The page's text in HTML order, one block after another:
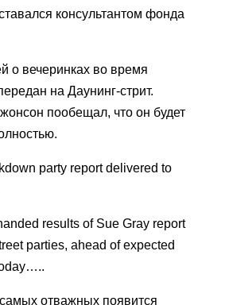
консультантом фонда
о вечеринках во время
на Даунинг-стрит.
пообещал, что он будет
party report delivered to
results of Sue Gray report
parties, ahead of expected
отважных появится